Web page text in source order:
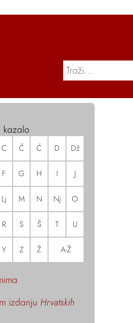
kazalo
C Č Ć D Dž
F G H I J
Lj M N Nj O
R S Š T U
Y Z Ž A-Ž
izdanju Hrvatskih